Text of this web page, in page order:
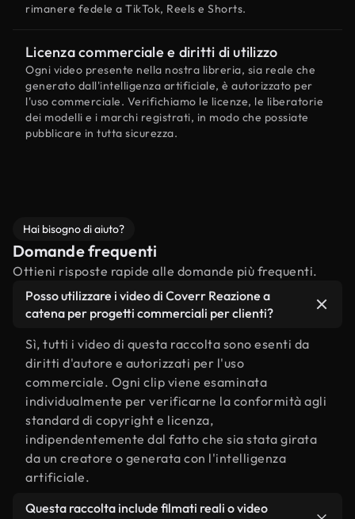
rimanere fedele a TikTok, Reels e Shorts.
Licenza commerciale e diritti di utilizzo
Ogni video presente nella nostra libreria, sia reale che
generato dall'intelligenza artificiale, è autorizzato per
l'uso commerciale. Verifichiamo le licenze, le liberatorie
dei modelli e i marchi registrati, in modo che possiate
pubblicare in tutta sicurezza.
Hai bisogno di aiuto?
Domande frequenti
Ottieni risposte rapide alle domande più frequenti.
Posso utilizzare i video di Coverr Reazione a
catena per progetti commerciali per clienti?
Sì, tutti i video di questa raccolta sono esenti da
diritti d'autore e autorizzati per l'uso
commerciale. Ogni clip viene esaminata
individualmente per verificarne la conformità agli
standard di copyright e licenza,
indipendentemente dal fatto che sia stata girata
da un creatore o generata con l'intelligenza
artificiale.
Questa raccolta include filmati reali o video